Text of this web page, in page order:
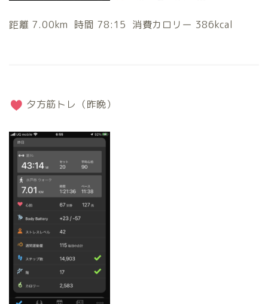
距離 7.00km 時間 78:15 消費カロリー 386kcal
夕方筋トレ（昨晩）